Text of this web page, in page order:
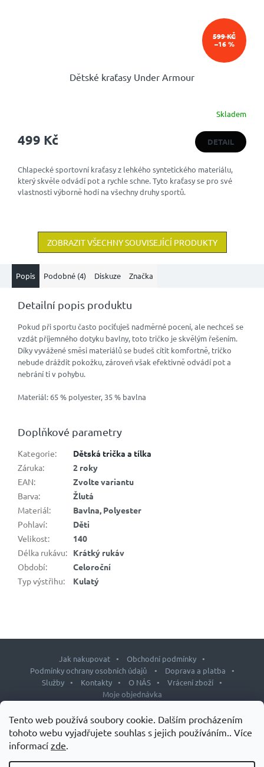
Tento web používá soubory cookie. Dalším procházením
tohoto webu vyjadřujete souhlas s jejich používáním.. Více
informací zde.
599 KČ
–16 %
Dětské kraťasy Under Armour
Skladem
499 Kč DETAIL
Chlapecké sportovní kraťasy z lehkého syntetického materiálu,
který skvěle odvádí pot a rychle schne. Tyto kraťasy se pro své
vlastnosti výborně hodí na všechny druhy sportů.
ZOBRAZIT VŠECHNY SOUVISEJÍCÍ PRODUKTY
Popis Podobné (4) Diskuze Značka
Detailní popis produktu
Pokud při sportu často pociťuješ nadměrné pocení, ale nechceš se
vzdát příjemného dotyku bavlny, toto tričko je skvělým řešením.
Díky vyvážené směsi materiálů se budeš cítit komfortně, tričko
nebude dráždit pokožku, zároveň však efektivně odvádí pot a
nebrání ti v pohybu.
Materiál: 65 % polyester, 35 % bavlna
Doplňkové parametry
Kategorie:
Dětská trička a tílka
Záruka:
2 roky
EAN:
Zvolte variantu
Barva:
Žlutá
Materiál:
Bavlna, Polyester
Pohlaví:
Děti
Velikost:
140
Délka rukávu:
Krátký rukáv
Období:
Celoroční
Typ výstřihu: Kulatý
Jak nakupovat
Obchodní podmínky
Podmínky ochrany osobních údajů
Doprava a platba
Služby
Kontakty O NÁS
Vrácení zboží
Moje objednávka